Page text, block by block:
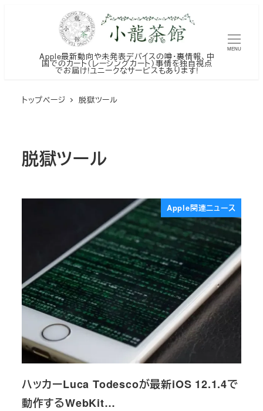
Apple最新動向や未発表デバイスの噂・裏情報、中
国でのカート（レーシングカート）事情を独自視点
でお届け!ユニークなサービスもあります!
MENU
トップページ 脱獄ツール
脱獄ツール
Apple関連ニュース
ハッカーLuca Todescoが最新iOS 12.1.4で
動作するWebKit…